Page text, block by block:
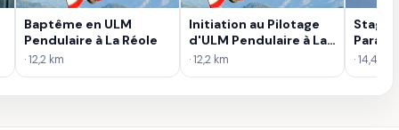
Baptême en ULM
Pendulaire à La Réole
· 12,2 km
Initiation au Pilotage
d'ULM Pendulaire à La
Réole
· 12,2 km
Stage
· 14,4 km